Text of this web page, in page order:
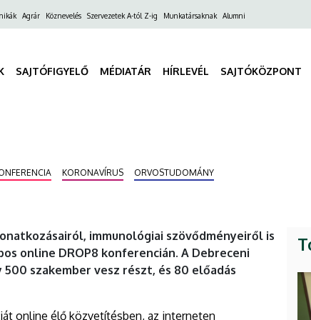
Agrár Köznevelés Szervezetek A-tól Z-ig Munkatársaknak Alumni
SAJTÓFIGYELŐ MÉDIATÁR HÍRLEVÉL SAJTÓKÖZPONT
KORONAVÍRUS ORVOSTUDOMÁNY
immunológiai szövődményeiről is
online DROP8 konferencián. A Debreceni
szakember vesz részt, és 80 előadás
online élő közvetítésben, az interneten